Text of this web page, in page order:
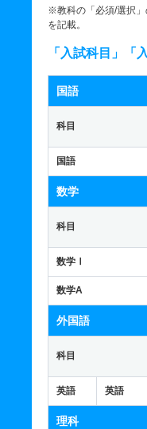
※教科の「必須/選択
を記載。
「入試科目」「
国語
科目
国語
数学
科目
数学Ⅰ
数学A
外国語
科目
英語 英語
理科